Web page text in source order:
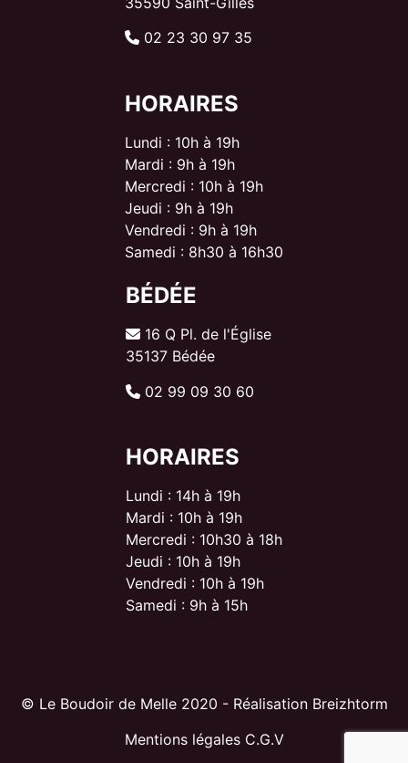
02 23 30 97 35
HORAIRES
Lundi : 10h à 19h
Mardi : 9h à 19h
Mercredi : 10h à 19h
Jeudi : 9h à 19h
Vendredi : 9h à 19h
Samedi : 8h30 à 16h30
BÉDÉE
16 Q Pl. de l'Église
35137 Bédée
02 99 09 30 60
HORAIRES
Lundi : 14h à 19h
Mardi : 10h à 19h
Mercredi : 10h30 à 18h
Jeudi : 10h à 19h
Vendredi : 10h à 19h
Samedi : 9h à 15h
© Le Boudoir de Melle 2020 - Réalisation Breizhtorm
Mentions légales C.G.V